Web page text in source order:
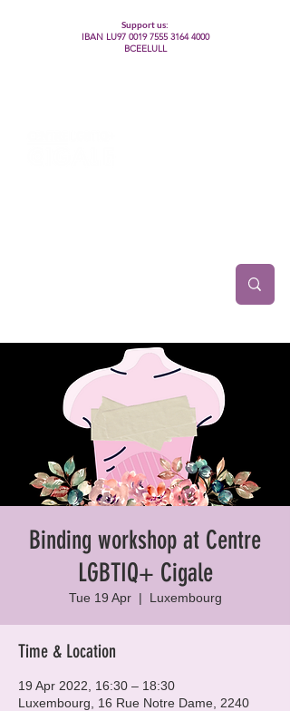
Support us:
IBAN LU97 0019 7555 3164 4000
BCEELULL
Binding workshop at Centre
LGBTIQ+ Cigale
Tue 19 Apr
  |
Luxembourg
Time & Location
19 Apr 2022, 16:30 – 18:30
Luxembourg, 16 Rue Notre Dame, 2240